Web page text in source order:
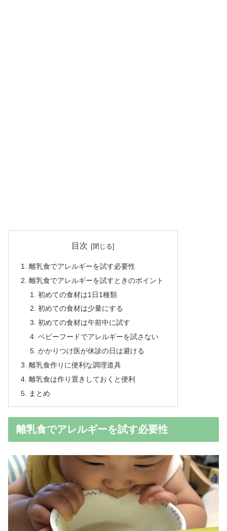
目次
離乳食でアレルギーを試す必要性
離乳食でアレルギーを試すときのポイント
初めての食材は1日1種類
初めての食材は少量にする
初めての食材は午前中に試す
ベビーフードでアレルギーを試さない
かかりつけ医が休診の日は避ける
離乳食作りに便利な調理道具
離乳食は作り置きしておくと便利
まとめ
離乳食でアレルギーを試す必要性